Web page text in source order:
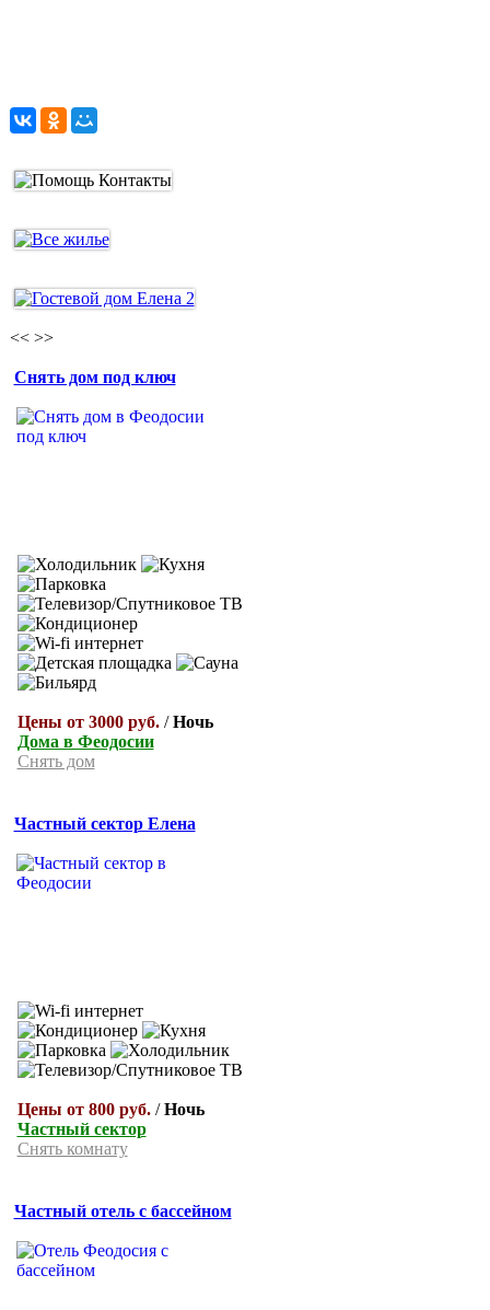
<< >>
Снять дом под ключ
Цены от 3000 руб./Ночь
Дома в Феодосии
Снять дом
Частный сектор Елена
Цены от 800 руб./Ночь
Частный сектор
Снять комнату
Частный отель с бассейном